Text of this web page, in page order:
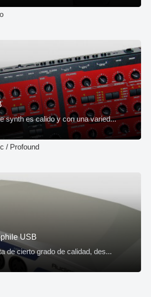
synth es calido y con una varied...
/ Profound
USB
de cierto grado de calidad, des...